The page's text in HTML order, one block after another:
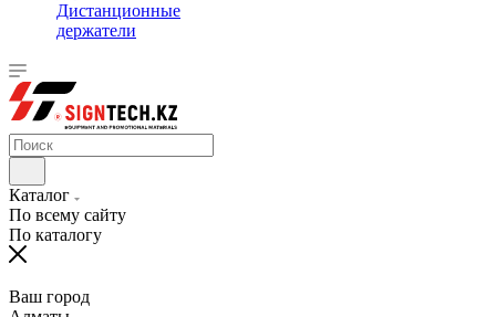
Дистанционные
держатели
Каталог
По всему сайту
По каталогу
Ваш город